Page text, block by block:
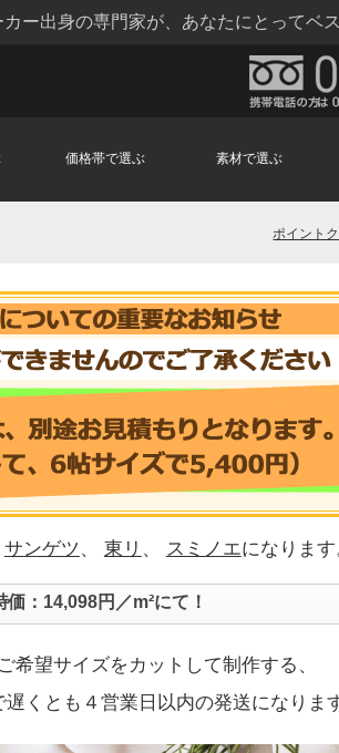
ー出身の専門家が、あなたにとってベ
価格帯で選ぶ 素材で選ぶ
ポイント
サンゲツ 、 東リ 、 スミノエになります
価：14,098円／m²にて！
希望サイズをカットして制作する、
くとも４営業日以内の発送になりま